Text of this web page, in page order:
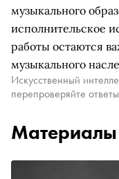
музыкального
исполнительское
работы остаются
музыкального
Искусственный
перепроверяйте
Материалы